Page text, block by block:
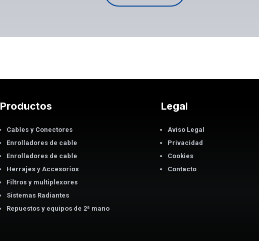
Productos
Cables y Conectores
Enrolladores de cable
Enrolladores de cable
Herrajes y Accesorios
Filtros y multiplexores
Sistemas Radiantes
Repuestos y equipos de 2ª mano
Legal
Aviso Legal
Privacidad
Cookies
Contacto